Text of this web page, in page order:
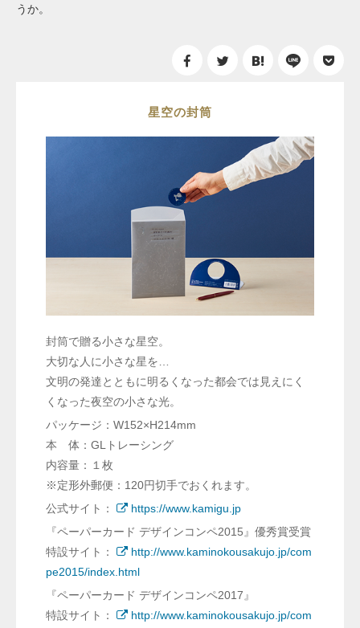
うか。
星空の封筒
封筒で贈る小さな星空。
大切な人に小さな星を…
文明の発達とともに明るくなった都会では見えにく
くなった夜空の小さな光。
パッケージ：W152×H214mm
本 体：GLトレーシング
内容量：１枚
※定形外郵便：120円切手でおくれます。
公式サイト：
https://www.kamigu.jp
『ペーパーカード デザインコンペ2015』優秀賞受賞
特設サイト：
http://www.kaminokousakujo.jp/com
pe2015/index.html
『ペーパーカード デザインコンペ2017』
特設サイト：
http://www.kaminokousakujo.jp/com